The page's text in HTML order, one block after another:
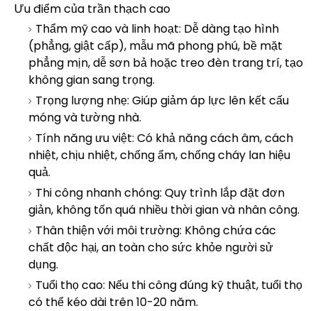
Ưu điểm của trần thạch cao
Thẩm mỹ cao và linh hoạt: Dễ dàng tạo hình
(phẳng, giật cấp), mẫu mã phong phú, bề mặt
phẳng mịn, dễ sơn bả hoặc treo đèn trang trí, tạo
không gian sang trọng.
Trọng lượng nhẹ: Giúp giảm áp lực lên kết cấu
móng và tường nhà.
Tính năng ưu việt: Có khả năng cách âm, cách
nhiệt, chịu nhiệt, chống ẩm, chống cháy lan hiệu
quả.
Thi công nhanh chóng: Quy trình lắp đặt đơn
giản, không tốn quá nhiều thời gian và nhân công.
Thân thiện với môi trường: Không chứa các
chất độc hại, an toàn cho sức khỏe người sử
dụng.
Tuổi thọ cao: Nếu thi công đúng kỹ thuật, tuổi thọ
có thể kéo dài trên 10-20 năm.